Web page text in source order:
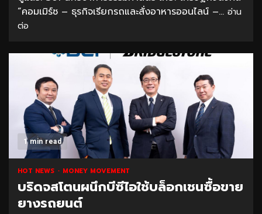
“คอมเมิร์ซ – ธุรกิจเรียกรถและสั่งอาหารออนไลน์ –... อ่าน
ต่อ
1 min read
HOT NEWS MONEY MOVEMENT
บริดจสโตนผนึกบีซีไอใช้บล็อกเชนซื้อขาย
ยางรถยนต์